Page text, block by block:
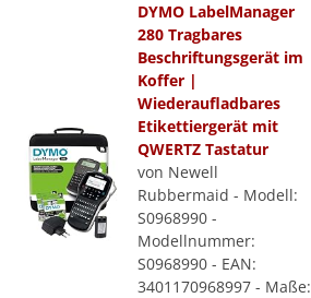
DYMO LabelManager
280 Tragbares
Beschriftungsgerät im
Koffer |
Wiederaufladbares
Etikettiergerät mit
QWERTZ Tastatur
von Newell
Rubbermaid - Modell:
S0968990 -
Modellnummer:
S0968990 - EAN:
3401170968997 - Maße: